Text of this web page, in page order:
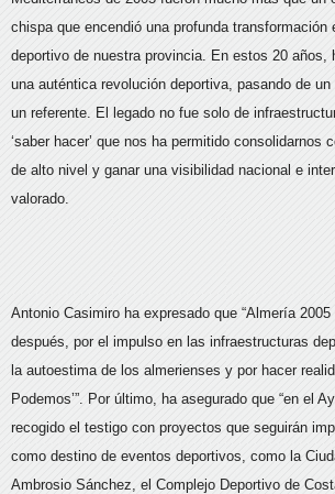
chispa que encendió una profunda transformación
deportivo de nuestra provincia. En estos 20 años,
una auténtica revolución deportiva, pasando de
un referente. El legado no fue solo de
‘saber hacer’ que nos ha permitido consolidarnos
de alto nivel y ganar una visibilidad nacional e
valorado.
Antonio Casimiro ha expresado que “Almería
después, por el impulso en las infraestructuras
la autoestima de los almerienses y por hacer
Podemos’”. Por último, ha asegurado que “en el
recogido el testigo con proyectos que seguirán
como destino de eventos deportivos, como la
Ambrosio Sánchez, el Complejo Deportivo de